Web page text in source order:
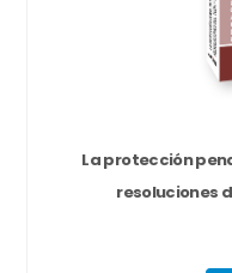
La protección
resoluciones